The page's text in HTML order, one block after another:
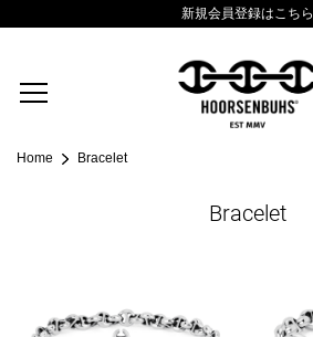
新規会員登録はこちら
Home Bracelet
Bracelet